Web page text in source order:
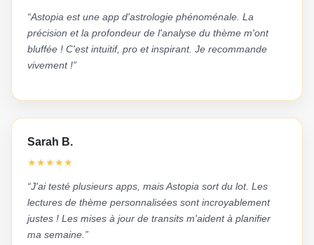
“Astopia est une app d'astrologie phénoménale. La
précision et la profondeur de l'analyse du thème m'ont
bluffée ! C'est intuitif, pro et inspirant. Je recommande
vivement !”
Sarah B.
★★★★★
“J'ai testé plusieurs apps, mais Astopia sort du lot. Les
lectures de thème personnalisées sont incroyablement
justes ! Les mises à jour de transits m'aident à planifier
ma semaine.”